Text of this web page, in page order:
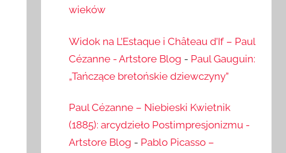
wieków
Widok na L’Estaque i Château d’If – Paul
Cézanne - Artstore Blog - Paul Gauguin:
„Tańczące bretońskie dziewczyny”
Paul Cézanne – Niebieski Kwietnik
(1885): arcydzieło Postimpresjonizmu -
Artstore Blog - Pablo Picasso –